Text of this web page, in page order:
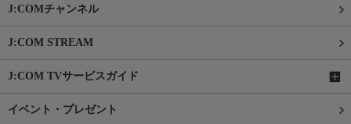
J:COMチャンネル
J:COM STREAM
J:COM TVサービスガイド
イベント・プレゼント